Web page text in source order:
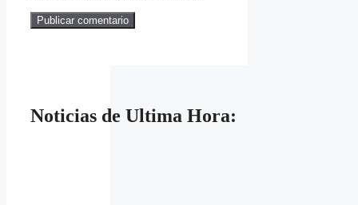
Noticias de Ultima Hora: